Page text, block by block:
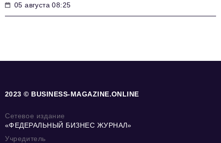
05 августа 08:25
2023 © BUSINESS-MAGAZINE.ONLINE
Сетевое издание
«ФЕДЕРАЛЬНЫЙ БИЗНЕС ЖУРНАЛ»
Учредитель